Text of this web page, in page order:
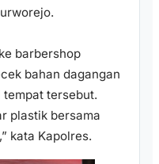
barbershop
bahan dagangan
tersebut.
plastik bersama
kata Kapolres.